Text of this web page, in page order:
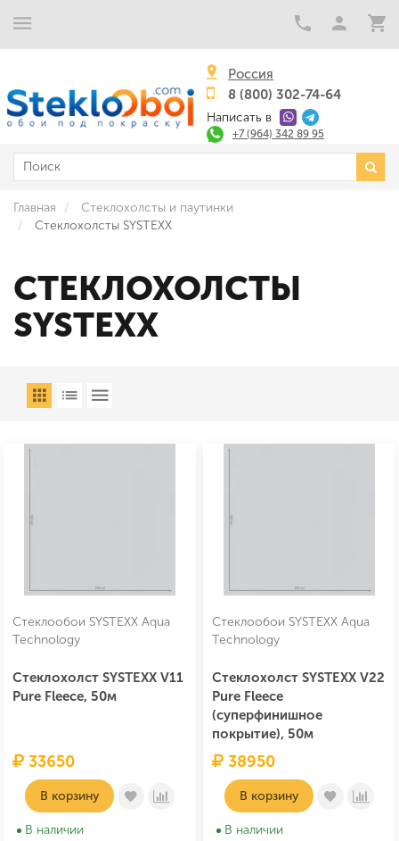
Россия
8 (800) 302-74-64
Написать в
+7 (964) 342 89 95
Главная
Стеклохолсты и паутинки
Стеклохолсты SYSTEXX
СТЕКЛОХОЛСТЫ
SYSTEXX
Стеклообои SYSTEXX Aqua
Technology
Стеклохолст SYSTEXX V11
Pure Fleece, 50м
33650
В корзину
В наличии
Стеклообои SYSTEXX Aqua
Technology
Стеклохолст SYSTEXX V22
Pure Fleece
(суперфинишное
покрытие), 50м
38950
В корзину
В наличии